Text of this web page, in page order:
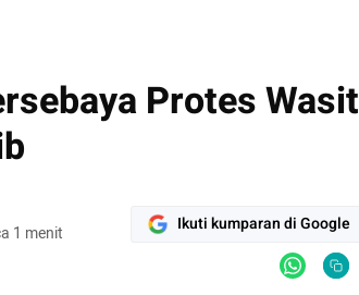
Protes Wasit
1 menit Ikuti kumparan di Google